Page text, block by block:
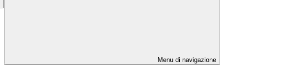
Menu di navigazione